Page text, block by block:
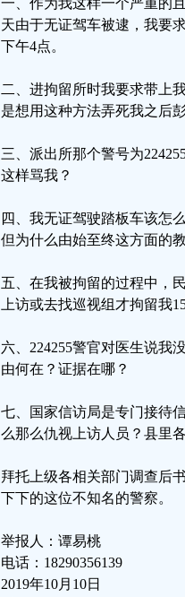
一、作为我这样一个严重的
天由于无证驾车被逮，我要
下午4点。
二、进拘留所时我要求带上
是想用这种方法弄死我之后
三、派出所那个警号为
这样骂我？
四、我无证驾驶踏板车该怎
但为什么由始至终这方面的
五、在我被拘留的过程中，
上访或去找巡视组才拘留我
六、224255警官对医生说我
由何在？证据在哪？
七、国家信访局是专门接待
么那么仇视上访人员？县里
拜托上级各相关部门调查后
下下的这位不知名的警察。
举报人：谭易桃
电话：18290356139
2019年10月10日